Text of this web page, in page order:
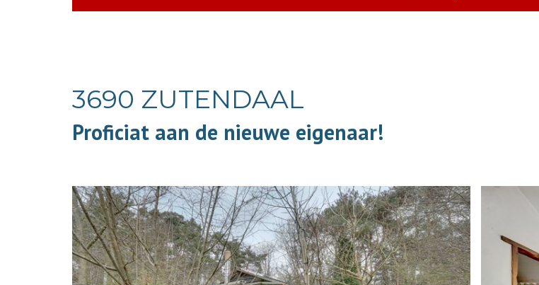
3690 ZUTENDAAL
Proficiat aan de nieuwe eigenaar!